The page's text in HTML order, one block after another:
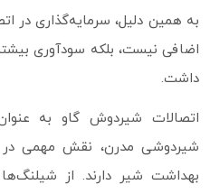
به همین دلیل، سرمایه‌گذاری در
اضافی نیست، بلکه سودآوری
داشت.
اتصالات شیردوش گاو به‌
شیردوشی مدرن، نقش مهمی در
بهداشت شیر دارند. از